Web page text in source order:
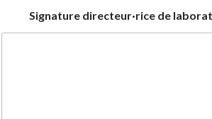
t
a
Signature directeur·rice de